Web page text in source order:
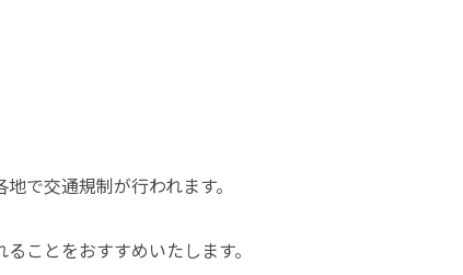
で交通規制が行われます。
ことをおすすめいたします。